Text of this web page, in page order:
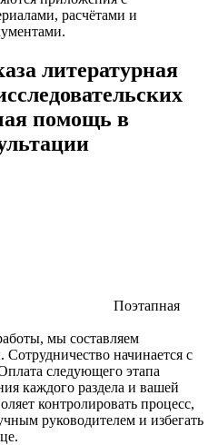
расчётами и
литературная
помощь в
Поэтапная
мы составляем
начинается с
следующего этапа
каждого раздела и вашей
контролировать процесс,
руководителем и избегать